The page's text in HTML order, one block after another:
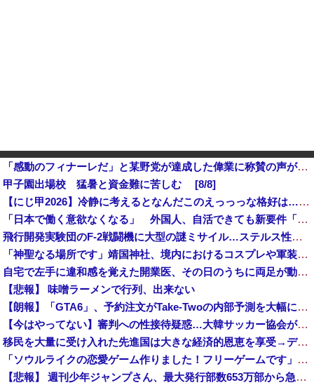
「感動のフィナーレだ」と某野党が達成した偉業に称賛の声が殺到、なんかヒーロー番組の最終回を見ているような気分に……
甲子園出場校 猛暑と資金難に苦しむ [8/8]
【にじ甲2026】冷静に考えるとなんだこのえっっっな格好は…？他
「日本で働く意欲なくなる」 外国人、自活できても新要件「届かない」…永住許可厳格化で「日本離れ」か
飛行開発実験団のF-2戦闘機に大型の謎ミサイル…ステルス性と射程1000kmを誇る「最新鋭の空母キラー」か？！
「神聖なる場所です」靖国神社、境内におけるコスプレや軍装の禁止を発表
自宅で左手に違和感を覚えた開業医、その日のうちに両足が動かなくなり入院すると……
【悲報】 味噌ラーメンで行列、出来ない
【朗報】「GTA6」、予約注文がTake-Twoの内部予測を大幅に上回る
【今はやってない】審判への性接待疑惑…大韓サッカー協会が声明「現在は一切発生していない」
移民を大量に受け入れた先進国は大きな経済的恩恵を享受→データでもはっきり日本一人負け示される [8/8]
「ソウルライクの恋愛ゲーム作りました！フリーゲームです」→女の子と会話して「弱攻撃」「強攻撃」「パリィ」「ローリング」を選ぶガチでダークソウルな...
【悲報】 週刊少年ジャンプさん、最大発行部数653万部から急降下でついに100万部を割ってしまうwwwwww